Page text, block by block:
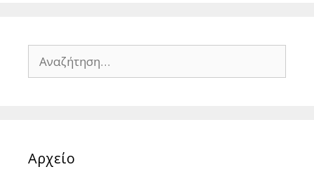
για:
Αρχείο